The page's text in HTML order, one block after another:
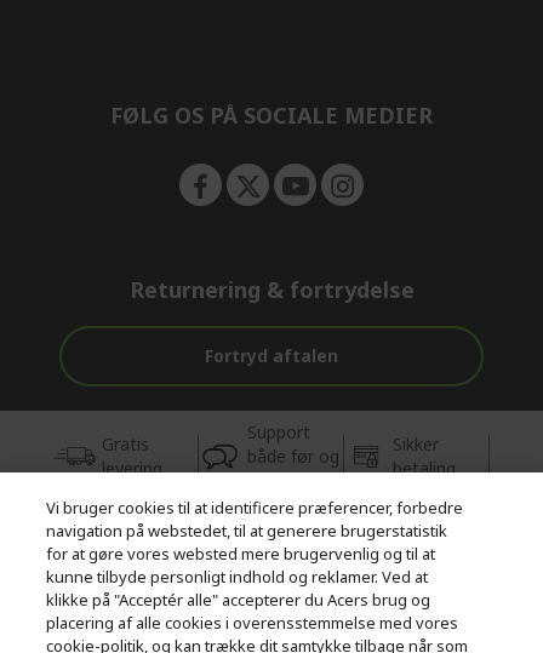
FØLG OS PÅ SOCIALE MEDIER
Returnering & fortrydelse
Fortryd aftalen
Gratis
levering
Support
både før og
efter købet
Sikker
betaling
© 2026 Acer Inc.
CPYou BV er autoriseret forhandler og sælger af de produkter og
tjenester, der tilbydes i denne butik.
Vi bruger cookies til at identificere præferencer, forbedre
navigation på webstedet, til at generere brugerstatistik
for at gøre vores websted mere brugervenlig og til at
kunne tilbyde personligt indhold og reklamer. Ved at
klikke på "Acceptér alle" accepterer du Acers brug og
placering af alle cookies i overensstemmelse med vores
cookie-politik, og kan trække dit samtykke tilbage når som